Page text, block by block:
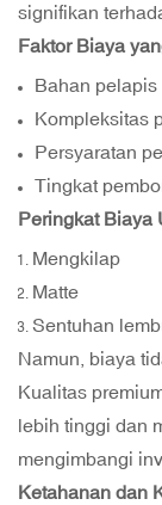
signifikan
Faktor Biaya
Bahan pelapis
Kompleksitas
Persyaratan
Tingkat
Peringkat Biaya
Mengkilap
Matte
Sentuhan
Namun, biaya
Kualitas
lebih tinggi dan
mengimbangi
Ketahanan dan